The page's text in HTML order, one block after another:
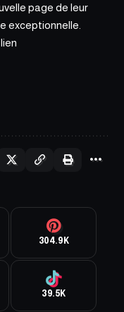
page de leur
exceptionnelle.
lien
304.9K
39.5K